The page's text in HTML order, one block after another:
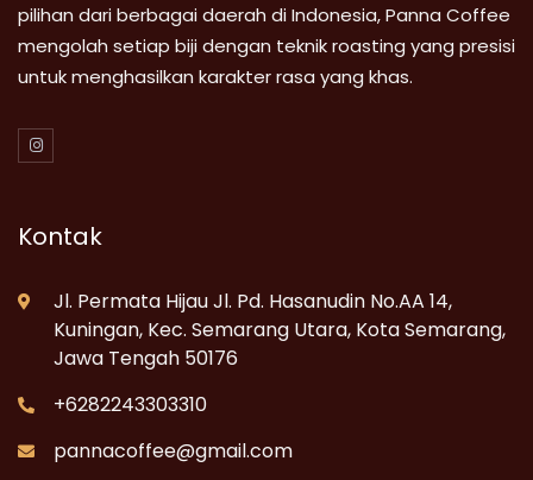
pilihan dari berbagai daerah di Indonesia, Panna Coffee
mengolah setiap biji dengan teknik roasting yang presisi
untuk menghasilkan karakter rasa yang khas.
Kontak
Jl. Permata Hijau Jl. Pd. Hasanudin No.AA 14,
Kuningan, Kec. Semarang Utara, Kota Semarang,
Jawa Tengah 50176
+6282243303310
pannacoffee@gmail.com